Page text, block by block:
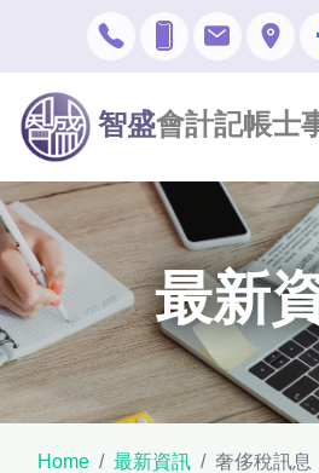
智盛會計記帳士
最新
Home 最新資訊
奢侈稅訊息